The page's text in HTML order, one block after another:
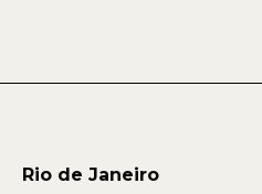
Rio de Janeiro